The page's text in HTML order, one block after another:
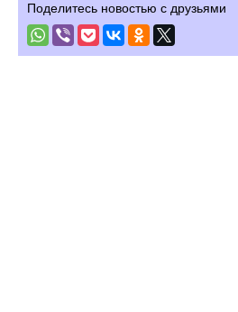
Поделитесь новостью с друзьями